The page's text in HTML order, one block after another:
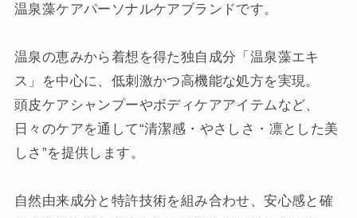
温泉藻ケアパーソナルケアブランドです。
温泉の恵みから着想を得た独自成分「温泉藻エキ
ス」を中心に、低刺激かつ高機能な処方を実現。
頭皮ケアシャンプーやボディケアアイテムなど、
日々のケアを通して“清潔感・やさしさ・凛とした美
しさ”を提供します。
自然由来成分と特許技術を組み合わせ、安心感と確